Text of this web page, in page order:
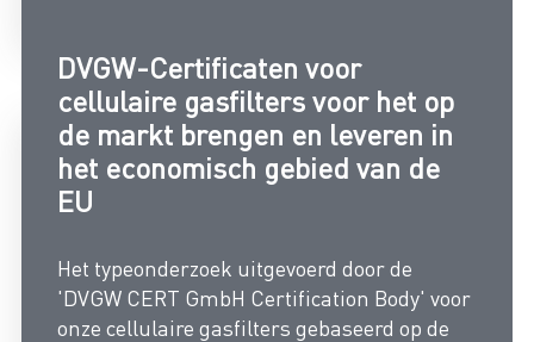
DVGW-Certificaten voor
cellulaire gasfilters voor het op
de markt brengen en leveren in
het economisch gebied van de
EU
Het typeonderzoek uitgevoerd door de
'DVGW CERT GmbH Certification Body' voor
onze cellulaire gasfilters gebaseerd op de